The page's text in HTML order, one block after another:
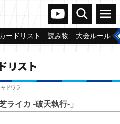
ヴァンガードch
検索 メニュー
カードリスト 読み物 大会ルール
リスト
ドワラ
ライカ -破天執行-」